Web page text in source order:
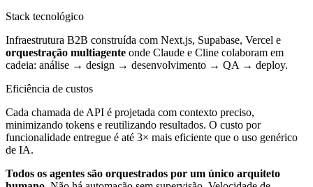
Stack tecnológico
Infraestrutura B2B construída com Next.js, Supabase, Vercel e
orquestração multiagente onde Claude e Cline colaboram em
cadeia: análise → design → desenvolvimento → QA → deploy.
Eficiência de custos
Cada chamada de API é projetada com contexto preciso,
minimizando tokens e reutilizando resultados. O custo por
funcionalidade entregue é até 3× mais eficiente que o uso genérico
de IA.
Todos os agentes são orquestrados por um único arquiteto